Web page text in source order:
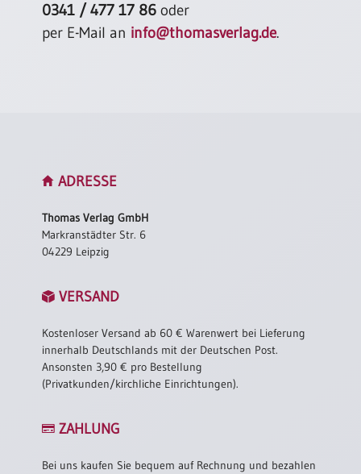
0341 / 477 17 86 oder
per E-Mail an info@thomasverlag.de.
ADRESSE
Thomas Verlag GmbH
Markranstädter Str. 6
04229 Leipzig
VERSAND
Kostenloser Versand ab 60 € Warenwert bei Lieferung
innerhalb Deutschlands mit der Deutschen Post.
Ansonsten 3,90 € pro Bestellung
(Privatkunden/kirchliche Einrichtungen).
ZAHLUNG
Bei uns kaufen Sie bequem auf Rechnung und bezahlen